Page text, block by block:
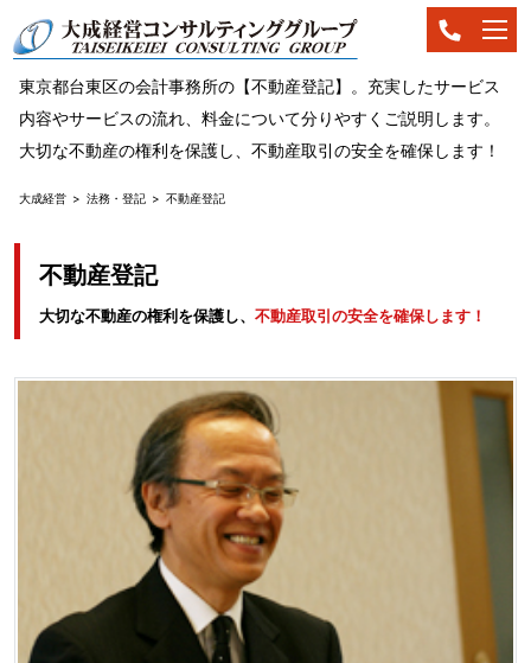
東京都台東区の会計事務所の【不動産登記】。充実したサービス
内容やサービスの流れ、料金について分りやすくご説明します。
大切な不動産の権利を保護し、不動産取引の安全を確保します！
大成経営 法務・登記 不動産登記
不動産登記
大切な不動産の権利を保護し、 不動産取引の安全を確保します！